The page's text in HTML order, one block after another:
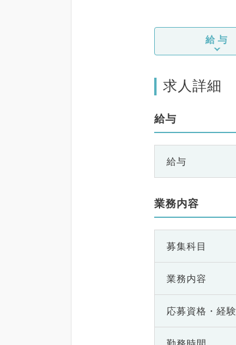
給与
求人詳細
給与
給与
業務内容
募集科目
業務内容
応募資格・ 経験